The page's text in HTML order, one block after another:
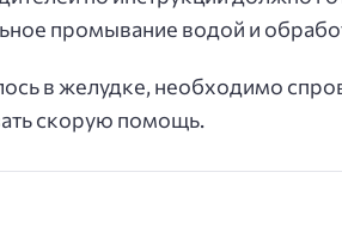
промывание водой и
в желудке, необходимо
скорую помощь.